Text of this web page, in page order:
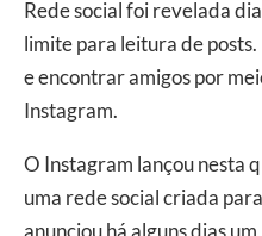
Rede social foi revelada
limite para leitura de
e encontrar amigos por
Instagram.
O Instagram lançou nesta
uma rede social criada
anunciou há alguns dias